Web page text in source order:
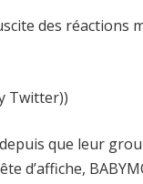
Twitter))
que leur
d’affiche,